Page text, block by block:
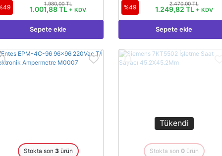
1.980,00 TL
1.001,88 TL + KDV
Sepete ekle
%49 2.470,00 TL
1.249,82 TL + KDV
Sepete ekle
Stokta son 3ürün
Tükendi
Stokta son 0ürün